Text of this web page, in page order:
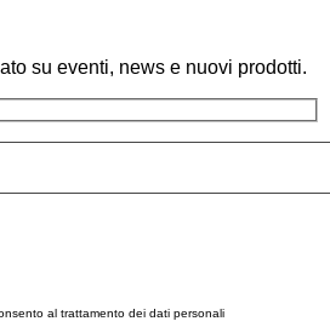
su eventi, news e nuovi prodotti.
al trattamento dei dati personali